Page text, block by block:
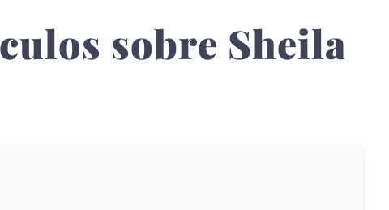
sobre Sheila